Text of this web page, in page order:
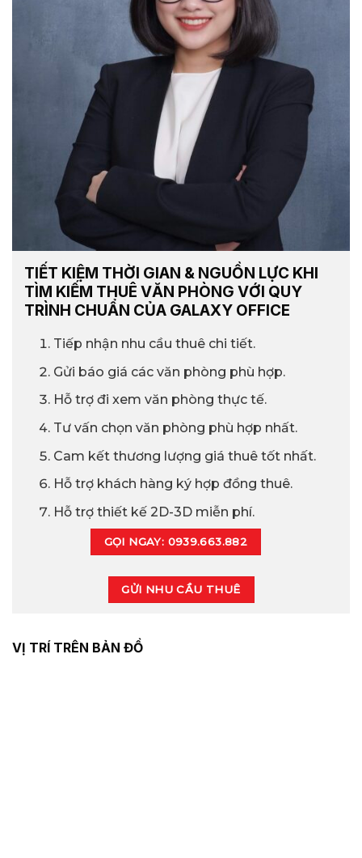
TIẾT KIỆM THỜI GIAN & NGUỒN LỰC KHI
TÌM KIẾM THUÊ VĂN PHÒNG VỚI QUY
TRÌNH CHUẨN CỦA GALAXY OFFICE
Tiếp nhận nhu cầu thuê chi tiết.
Gửi báo giá các văn phòng phù hợp.
Hỗ trợ đi xem văn phòng thực tế.
Tư vấn chọn văn phòng phù hợp nhất.
Cam kết thương lượng giá thuê tốt nhất.
Hỗ trợ khách hàng ký hợp đồng thuê.
Hỗ trợ thiết kế 2D-3D miễn phí.
GỌI NGAY: 0939.663.882
GỬI NHU CẦU THUÊ
VỊ TRÍ TRÊN BẢN ĐỒ